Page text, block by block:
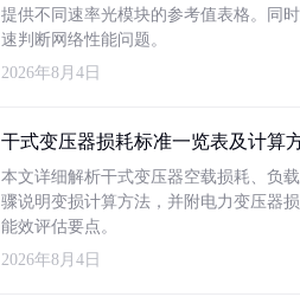
提供不同速率光模块的参考值表格。同
速判断网络性能问题。
2026年8月4日
干式变压器损耗标准一览表及计算
本文详细解析干式变压器空载损耗、负
骤说明变损计算方法，并附电力变压器
能效评估要点。
2026年8月4日